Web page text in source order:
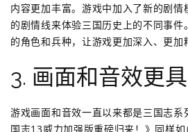
内容更加丰富。游戏中加入了新的剧
的剧情线来体验三国历史上的不同事
的角色和兵种，让游戏更加深入、更加
3. 画面和音效更
游戏画面和音效一直以来都是三国志系
国志13威力加强版重磅归来！》同样如